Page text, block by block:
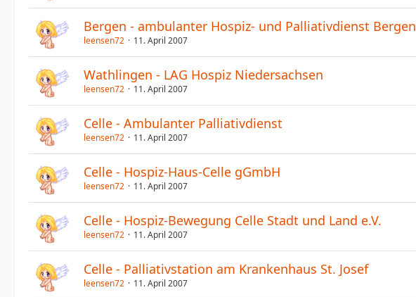
Bergen - ambulanter Hospiz- und Palliativdienst Bergen
leensen72 11. April 2007
Wathlingen - LAG Hospiz Niedersachsen
leensen72 11. April 2007
Celle - Ambulanter Palliativdienst
leensen72 11. April 2007
Celle - Hospiz-Haus-Celle gGmbH
leensen72 11. April 2007
Celle - Hospiz-Bewegung Celle Stadt und Land e.V.
leensen72 11. April 2007
Celle - Palliativstation am Krankenhaus St. Josef
leensen72 11. April 2007